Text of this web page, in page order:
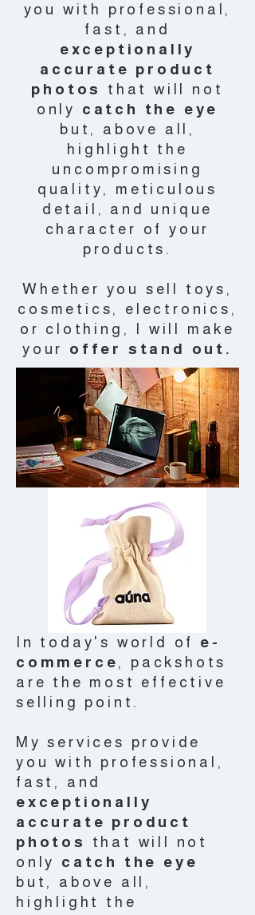
you with professional,
fast, and
exceptionally
accurate product
photos
that will not
only catch the eye
but, above all,
highlight the
uncompromising
quality, meticulous
detail, and unique
character of your
products.
Whether you sell toys,
cosmetics, electronics,
or clothing, I will make
your offer stand out.
In today's world of e-
commerce, packshots
are the most effective
selling point.
My services provide
you with professional,
fast, and
exceptionally
accurate product
photos
that will not
only catch the eye
but, above all,
highlight the